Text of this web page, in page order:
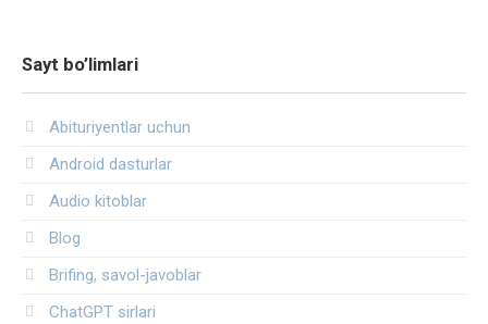
Sayt bo’limlari
Abituriyentlar uchun
Android dasturlar
Audio kitoblar
Blog
Brifing, savol-javoblar
ChatGPT sirlari